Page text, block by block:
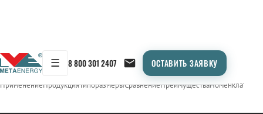
☰ 8 800 301 2407 ОСТАВИТЬ ЗАЯВКУ
← Продукция/ШИНОПРОВОД
ПрименениеПродукцияТипоразмерыСравнениеПреимуществаНоменклатура